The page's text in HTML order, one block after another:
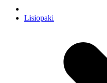
Lisiopaki